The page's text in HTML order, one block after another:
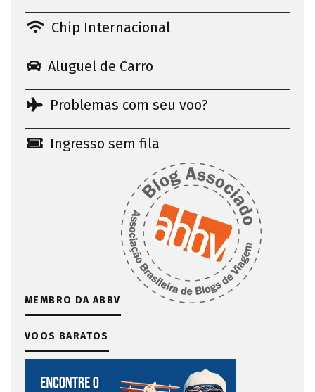
Chip Internacional
Aluguel de Carro
Problemas com seu voo?
Ingresso sem fila
MEMBRO DA ABBV
VOOS BARATOS